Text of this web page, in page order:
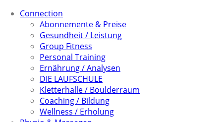
Connection
Abonnemente & Preise
Gesundheit / Leistung
Group Fitness
Personal Training
Ernährung / Analysen
DIE LAUFSCHULE
Kletterhalle / Boulderraum
Coaching / Bildung
Wellness / Erholung